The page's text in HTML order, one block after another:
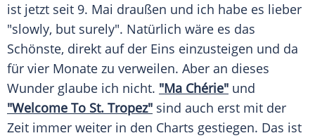
ist jetzt seit 9. Mai draußen und ich habe es lieber
"slowly, but surely". Natürlich wäre es das
Schönste, direkt auf der Eins einzusteigen und da
für vier Monate zu verweilen. Aber an dieses
Wunder glaube ich nicht. "Ma Chérie" und
"Welcome To St. Tropez" sind auch erst mit der
Zeit immer weiter in den Charts gestiegen. Das ist